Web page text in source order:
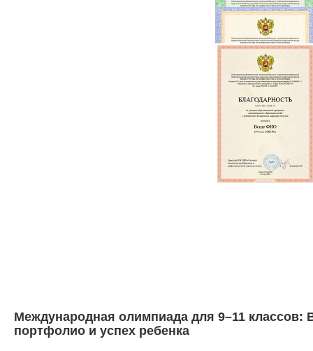
Международная олимпиада для 9–11 классов:
портфолио и успех ребенка